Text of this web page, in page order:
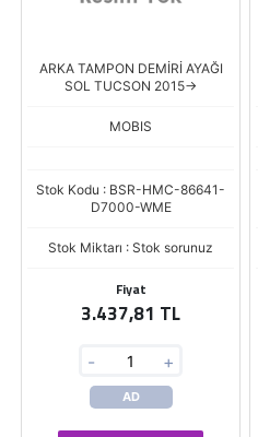
ARKA TAMPON DEMİRİ AYAĞI
SOL TUCSON 2015->
MOBIS
Stok Kodu : BSR-HMC-86641-
D7000-WME
Stok Miktarı : Stok sorunuz
Fiyat
3.437,81 TL
- +
AD